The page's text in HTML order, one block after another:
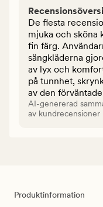
De flesta
mjuka och sköna
fin färg.
sängkläderna
av lyx och
på tunnhet,
av den
AI-genererad
av kundrecensioner
Produktinformation